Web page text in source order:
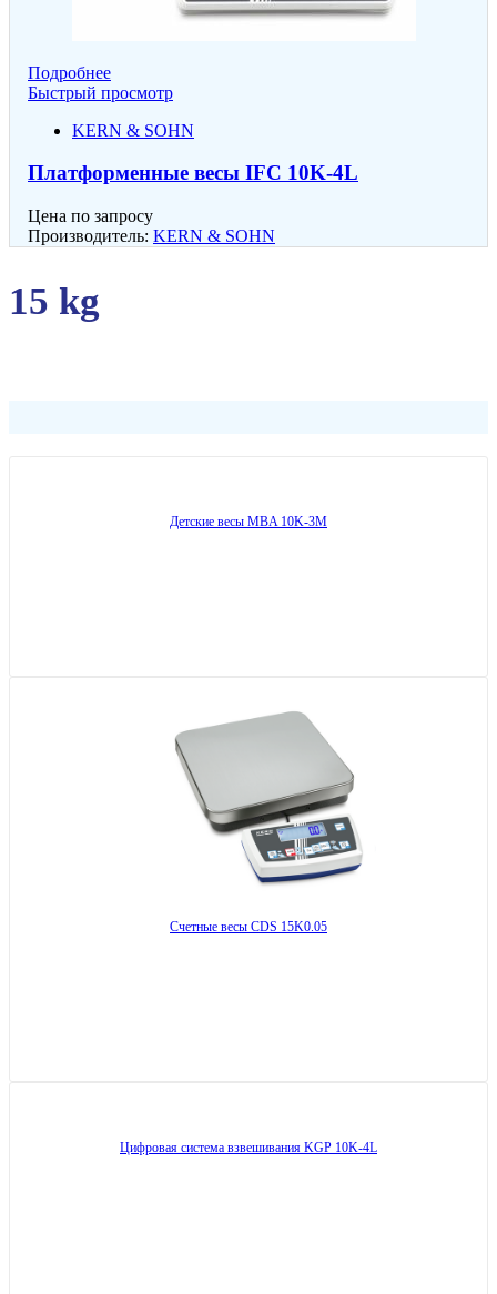
Подробнее
Быстрый просмотр
KERN & SOHN
Платформенные весы IFC 10K-4L
Цена по запросу
Производитель: KERN & SOHN
15 kg
Детские весы MBA 10K-3M
Счетные весы CDS 15K0.05
Цифровая система взвешивания KGP 10K-4L